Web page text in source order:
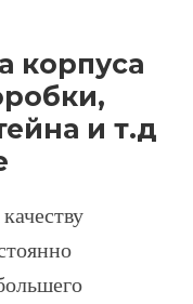
корпуса
и т.д